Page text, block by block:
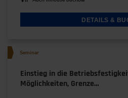
DETAILS &
Seminar
Einstieg in die
Möglichkeiten, Grenze…